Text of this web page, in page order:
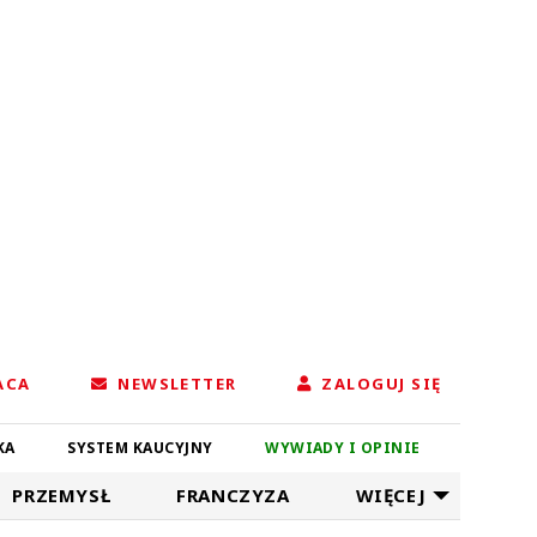
NEWSLETTER ZALOGUJ SIĘ
SYSTEM KAUCYJNY WYWIADY I OPINIE
PRZEMYSŁ FRANCZYZA WIĘCEJ